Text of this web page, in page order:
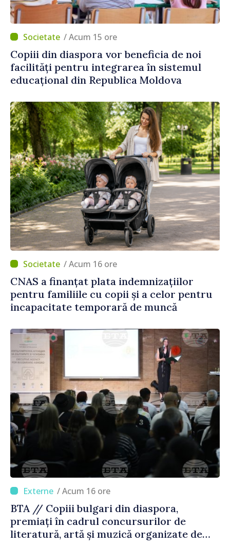
/ Acum 15 ore
Copiii din diaspora vor beneficia de noi
facilități pentru integrarea în sistemul
educațional din Republica Moldova
/ Acum 16 ore
CNAS a finanțat plata indemnizațiilor
pentru familiile cu copii și a celor pentru
incapacitate temporară de muncă
/ Acum 16 ore
BTA // Copiii bulgari din diaspora,
premiați în cadrul concursurilor de
literatură, artă și muzică organizate de